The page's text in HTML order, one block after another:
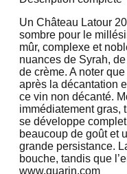
Un Château Latour
sombre pour le
mûr, complexe et
nuances de Syrah,
de crème. A noter
après la décantation
ce vin non décanté.
immédiatement gras,
se développe
beaucoup de goût et
grande persistance.
bouche, tandis que
www.quarin.com